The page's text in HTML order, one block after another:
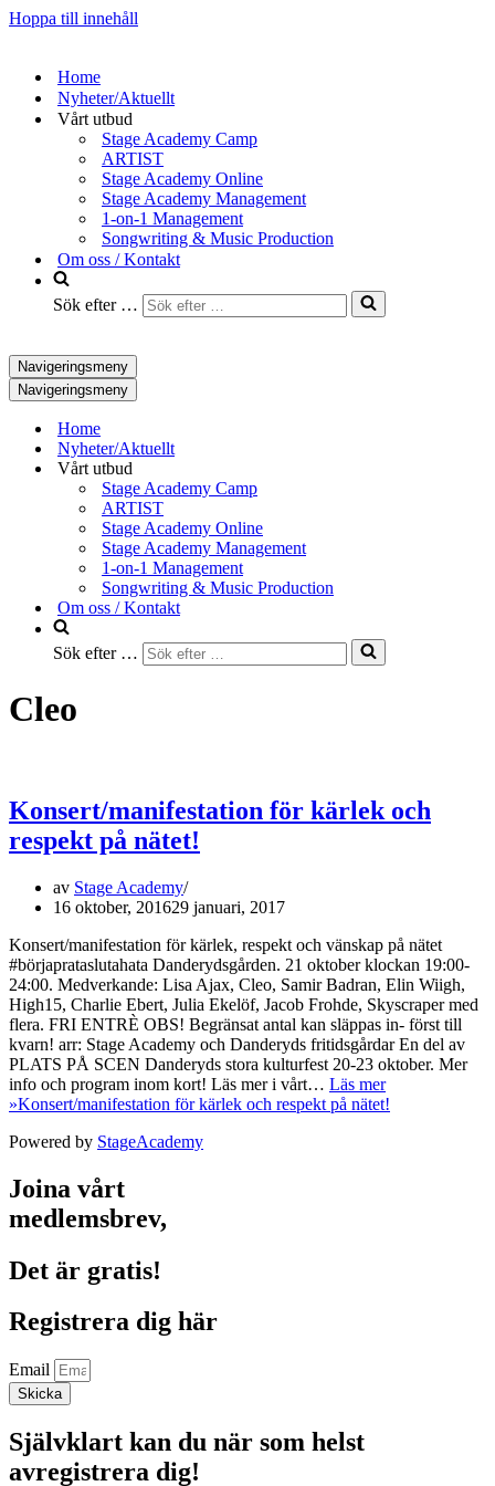
Hoppa till innehåll
Home
Nyheter/Aktuellt
Vårt utbud
Stage Academy Camp
ARTIST
Stage Academy Online
Stage Academy Management
1-on-1 Management
Songwriting & Music Production
Om oss / Kontakt
Sök efter …
Navigeringsmeny
Navigeringsmeny
Home
Nyheter/Aktuellt
Vårt utbud
Stage Academy Camp
ARTIST
Stage Academy Online
Stage Academy Management
1-on-1 Management
Songwriting & Music Production
Om oss / Kontakt
Sök efter …
Cleo
Konsert/manifestation för kärlek och
respekt på nätet!
av Stage Academy
16 oktober, 201629 januari, 2017
Konsert/manifestation för kärlek, respekt och vänskap på nätet
#börjaprataslutahata Danderydsgården. 21 oktober klockan 19:00-
24:00. Medverkande: Lisa Ajax, Cleo, Samir Badran, Elin Wiigh,
High15, Charlie Ebert, Julia Ekelöf, Jacob Frohde, Skyscraper med
flera. FRI ENTRÈ OBS! Begränsat antal kan släppas in- först till
kvarn! arr: Stage Academy och Danderyds fritidsgårdar​ En del av
PLATS PÅ SCEN Danderyds stora kulturfest 20-23 oktober. Mer
info och program inom kort! Läs mer i vårt… Läs mer
»Konsert/manifestation för kärlek och respekt på nätet!
Powered by StageAcademy
Joina vårt
medlemsbrev,
Det är gratis!
Registrera dig här
Email
Skicka
Självklart kan du när som helst
avregistrera dig!